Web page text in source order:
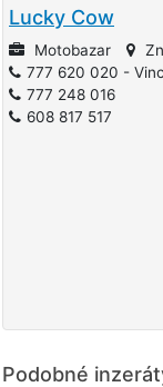
Lucky Cow
Motobazar
777 620 020 -
777 248 016
608 817 517
Podobné